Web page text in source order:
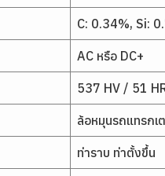
C: 0.34%, Si:
AC หรือ DC+
537 HV / 51
ล้อหมุนรถแทรก
ท่าราบ ท่าตั้งขึ้น